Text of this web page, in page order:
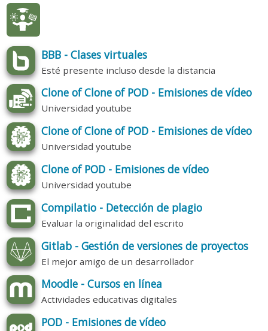
BBB - Clases virtuales
Esté presente incluso desde la distancia
Clone of Clone of POD - Emisiones de vídeo
Universidad youtube
Clone of Clone of POD - Emisiones de vídeo
Universidad youtube
Clone of POD - Emisiones de vídeo
Universidad youtube
Compilatio - Detección de plagio
Evaluar la originalidad del escrito
Gitlab - Gestión de versiones de proyectos
El mejor amigo de un desarrollador
Moodle - Cursos en línea
Actividades educativas digitales
POD - Emisiones de vídeo